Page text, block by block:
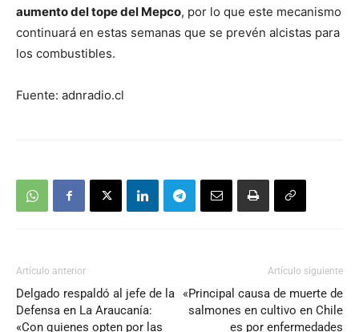
aumento del tope del Mepco, por lo que este mecanismo
continuará en estas semanas que se prevén alcistas para
los combustibles.
Fuente: adnradio.cl
Artículo anterior
Delgado respaldó al jefe de la
Defensa en La Araucanía:
«Con quienes opten por las
Artículo siguiente
«Principal causa de muerte de
salmones en cultivo en Chile
es por enfermedades